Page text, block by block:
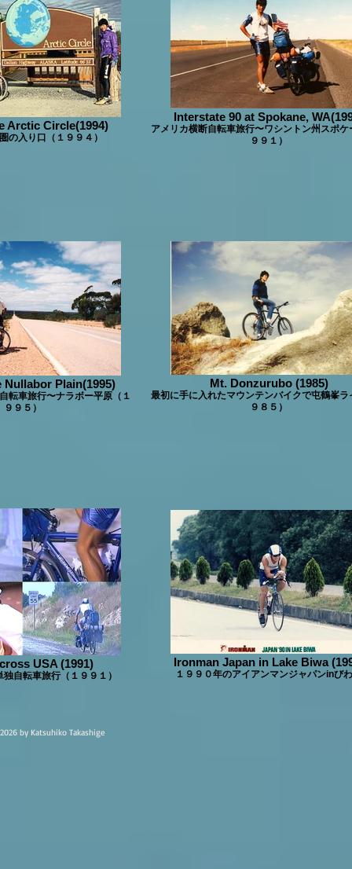
Arctic Circle(1994)
の入り口（１９９４）
Interstate 90 at Spokane,
アメリカ横断自転車旅行〜ワシントン州スポケ
９９１）
Plain(1995)
転車旅行〜ナラボー平原（１
９９５）
Mt. Donzurubo (1985)
最初に手に入れたマウンテンバイクで屯鶴峯ラ
９８５）
USA (1991)
自転車旅行（１９９１）
Ironman Japan in Lake Biwa
１９９０年のアイアンマンジャパンinび
by Katsuhiko Takashige